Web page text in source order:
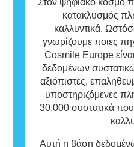
κατακλυσμός
καλλυντικά.
γνωρίζουμε ποιες
Cosmile Europe
δεδομένων
αξιόπιστες,
υποστηριζόμενες
30.000 συστατικά
Αυτή η βάση